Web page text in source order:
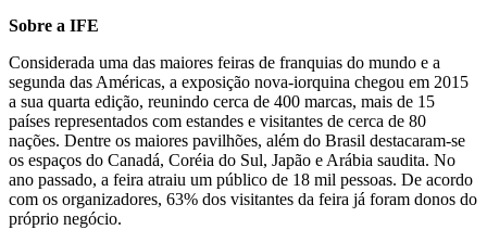
Sobre a IFE
Considerada uma das maiores feiras de franquias do mundo e a
segunda das Américas, a exposição nova-iorquina chegou em 2015
a sua quarta edição, reunindo cerca de 400 marcas, mais de 15
países representados com estandes e visitantes de cerca de 80
nações. Dentre os maiores pavilhões, além do Brasil destacaram-se
os espaços do Canadá, Coréia do Sul, Japão e Arábia saudita. No
ano passado, a feira atraiu um público de 18 mil pessoas. De acordo
com os organizadores, 63% dos visitantes da feira já foram donos do
próprio negócio.